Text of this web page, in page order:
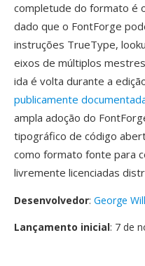
completude do formato é
dado que o FontForge
instruções TrueType,
eixos de múltiplos
ida é volta durante a
publicamente
ampla adoção do
tipográfico de código
como formato fonte para
livremente licenciadas
Desenvolvedor: George
Lançamento inicial: 7 de